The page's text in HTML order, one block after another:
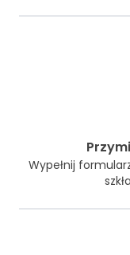
Wypełnij